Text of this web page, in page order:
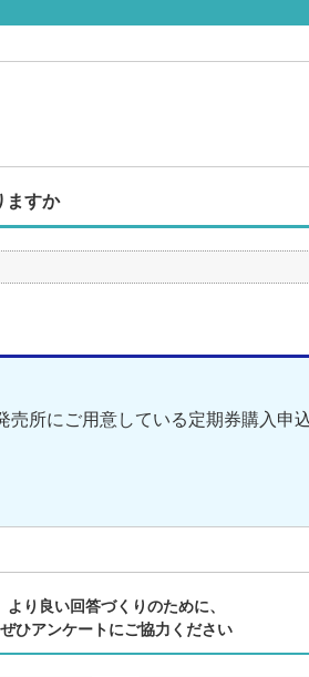
ますか
売所にご用意している定期券購入申
より良い回答づくりのために、
ぜひアンケートにご協力ください